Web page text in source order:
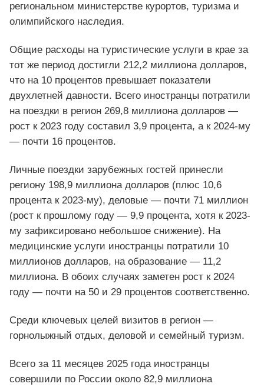
региональном министерстве курортов, туризма и
олимпийского наследия.
Общие расходы на туристические услуги в крае за
тот же период достигли 212,2 миллиона долларов,
что на 10 процентов превышает показатели
двухлетней давности. Всего иностранцы потратили
на поездки в регион 269,8 миллиона долларов —
рост к 2023 году составил 3,9 процента, а к 2024-му
— почти 16 процентов.
Личные поездки зарубежных гостей принесли
региону 198,9 миллиона долларов (плюс 10,6
процента к 2023-му), деловые — почти 71 миллион
(рост к прошлому году — 9,9 процента, хотя к 2023-
му зафиксировано небольшое снижение). На
медицинские услуги иностранцы потратили 10
миллионов долларов, на образование — 11,2
миллиона. В обоих случаях заметен рост к 2024
году — почти на 50 и 29 процентов соответственно.
Среди ключевых целей визитов в регион —
горнолыжный отдых, деловой и семейный туризм.
Всего за 11 месяцев 2025 года иностранцы
совершили по России около 82,9 миллиона